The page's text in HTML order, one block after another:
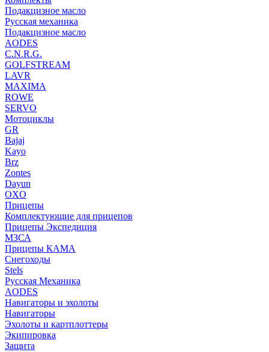
Подакцизное масло
Русская механика
Подакцизное масло
AODES
C.N.R.G.
GOLFSTREAM
LAVR
MAXIMA
ROWE
SERVO
Мотоциклы
GR
Bajaj
Kayo
Brz
Zontes
Dayun
OXO
Прицепы
Комплектующие для прицепов
Прицепы Экспедиция
МЗСА
Прицепы КАМА
Снегоходы
Stels
Русская Механика
AODES
Навигаторы и эхолоты
Навигаторы
Эхолоты и картплоттеры
Экипировка
Защита